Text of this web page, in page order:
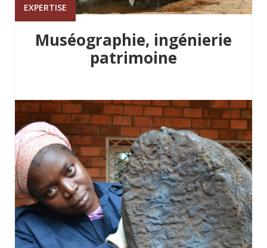
EXPERTISE
Muséographie, ingénierie
patrimoine